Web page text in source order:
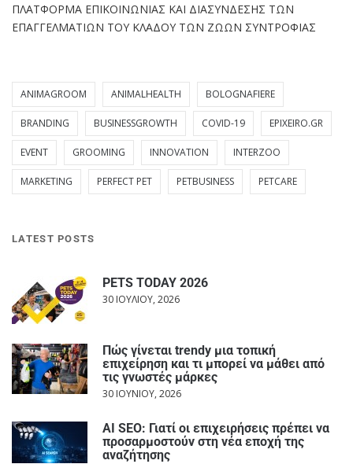
ΠΛΑΤΦΟΡΜΑ ΕΠΙΚΟΙΝΩΝΙΑΣ ΚΑΙ ΔΙΑΣΥΝΔΕΣΗΣ ΤΩΝ
ΕΠΑΓΓΕΛΜΑΤΙΩΝ ΤΟΥ ΚΛΑΔΟΥ ΤΩΝ ΖΩΩΝ ΣΥΝΤΡΟΦΙΑΣ
ANIMAGROOM ANIMALHEALTH BOLOGNAFIERE
BRANDING BUSINESSGROWTH COVID-19 EPIXEIRO.GR
EVENT GROOMING INNOVATION INTERZOO
MARKETING PERFECT PET PETBUSINESS PETCARE
LATEST POSTS
PETS TODAY 2026
30 ΙΟΥΛΊΟΥ, 2026
Πώς γίνεται trendy μια τοπική
επιχείρηση και τι μπορεί να μάθει από
τις γνωστές μάρκες
30 ΙΟΥΝΊΟΥ, 2026
AI SEO: Γιατί οι επιχειρήσεις πρέπει να
προσαρμοστούν στη νέα εποχή της
αναζήτησης